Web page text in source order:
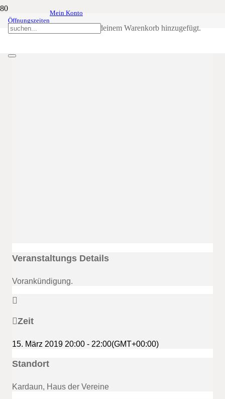
Öffnungszeiten
Mein Konto
wurde deinem Warenkorb hinzugefügt.
15Mär20:0022:00Jahreshauptversammlung
der Marketenderinnen im SSB in Kardaun
Veranstaltungs Details
Vorankündigung.
Zeit
15. März 2019 20:00 - 22:00(GMT+00:00)
Standort
Kardaun, Haus der Vereine